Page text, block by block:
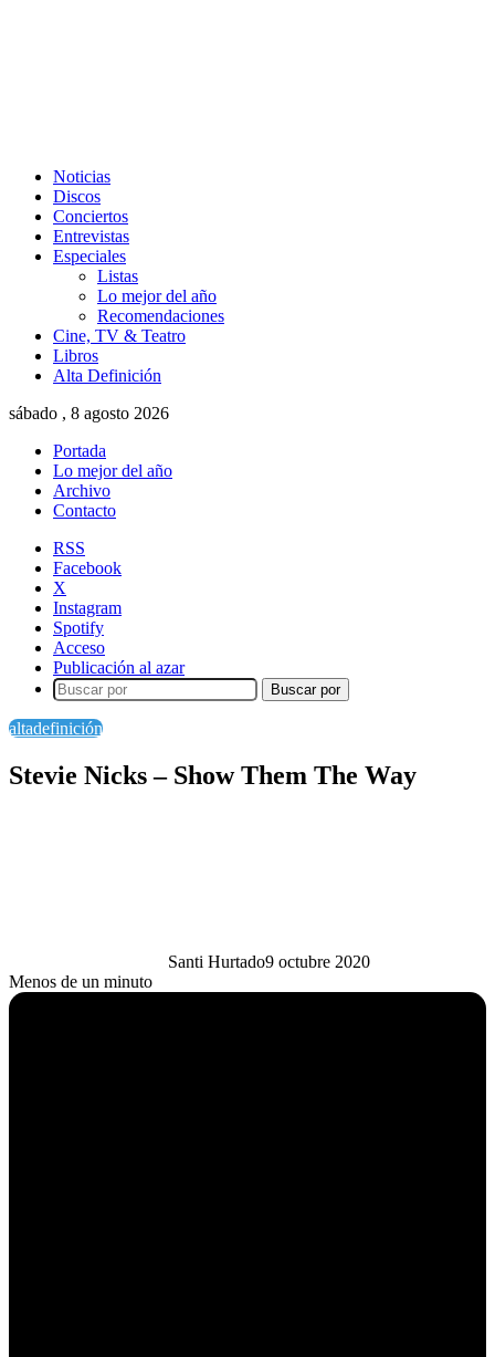
Noticias
Discos
Conciertos
Entrevistas
Especiales
Listas
Lo mejor del año
Recomendaciones
Cine, TV & Teatro
Libros
Alta Definición
sábado , 8 agosto 2026
Portada
Lo mejor del año
Archivo
Contacto
RSS
Facebook
X
Instagram
Spotify
Acceso
Publicación al azar
Buscar por
altadefinición
Stevie Nicks – Show Them The Way
Santi Hurtado9 octubre 2020
Menos de un minuto